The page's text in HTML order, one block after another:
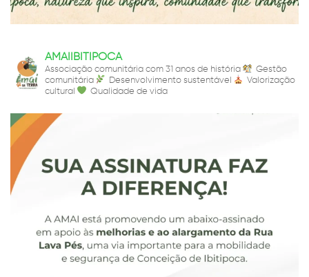
AMAIIBITIPOCA
Associação comunitária com 31 anos de história
Gestão
comunitária
Desenvolvimento sustentável
Valorização
cultural
Qualidade de vida